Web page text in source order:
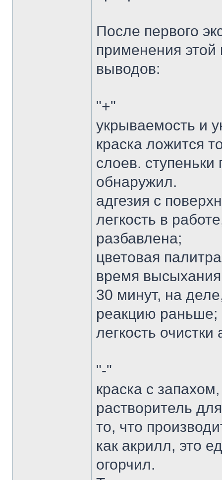
После первого
применения этой
выводов:
"+"
укрываемость и
краска ложится
слоев.
обнаружил.
адгезия с
легкость в
разбавлена;
цветовая
время высыхания
30 минут, на
реакцию раньше;
легкость
"-"
краска с
растворитель
то, что
как акрилл, это
огорчил.